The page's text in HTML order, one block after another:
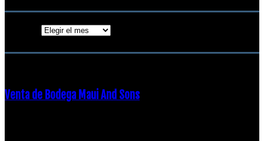
Venta de Bodega Maui And Sons